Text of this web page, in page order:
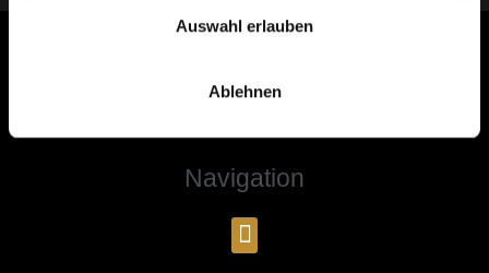
Auswahl erlauben
Ablehnen
Navigation